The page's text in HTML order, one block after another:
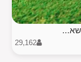
29,162